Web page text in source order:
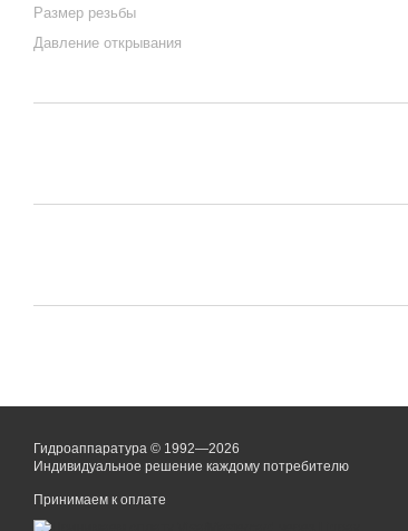
Размер резьбы
Давление открывания
Гидроаппаратура © 1992—2026
Индивидуальное решение каждому потребителю
Принимаем к оплате